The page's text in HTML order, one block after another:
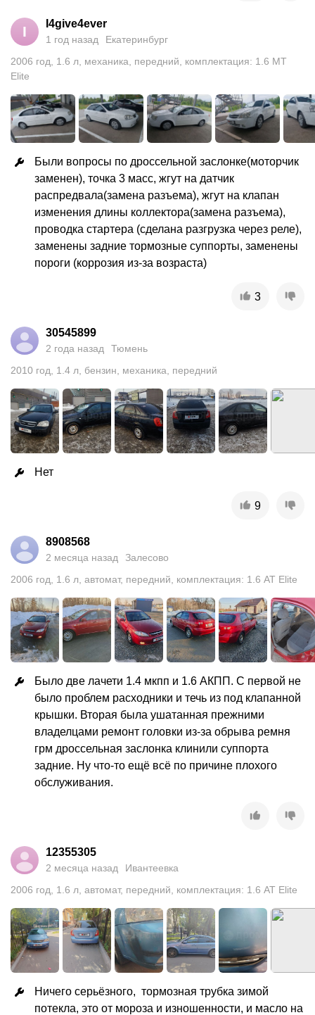
I I4give4ever
1 год назад
Екатеринбург
2006 год 1.6 л механика передний
комплектация: 1.6 MT
Elite
Были вопросы по дроссельной заслонке(моторчик
заменен), точка 3 масс, жгут на датчик
распредвала(замена разъема), жгут на клапан
изменения длины коллектора(замена разъема),
проводка стартера (сделана разгрузка через реле),
заменены задние тормозные суппорты, заменены
пороги (коррозия из-за возраста)
3
30545899
2 года назад
Тюмень
2010 год 1.4 л бензин механика передний
Нет
9
8908568
2 месяца назад
Залесово
2006 год 1.6 л автомат, передний комплектация: 1.6 AT Elite
Было две лачети 1.4 мкпп и 1.6 АКПП. С первой не
было проблем расходники и течь из под клапанной
крышки. Вторая была ушатанная прежними
владелцами ремонт головки из-за обрыва ремня
грм дроссельная заслонка клинили суппорта
задние. Ну что-то ещё всё по причине плохого
обслуживания.
12355305
2 месяца назад
Ивантеевка
2006 год 1.6 л автомат, передний комплектация: 1.6 AT Elite
Ничего серьёзного,  тормозная трубка зимой
потекла, это от мороза и изношенности, и масло на